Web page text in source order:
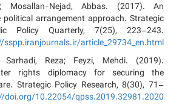
Mosallan-Nejad, Abbas. (2017). An
arrangement approach. Strategic
Policy Quarterly, 7(25), 223–243.
article_29734_en.html
Sarhadi, Reza; Feyzi, Mehdi. (2019).
rights diplomacy for securing the
Strategic Policy Research, 8(30), 71–
doi.org/10.22054/qpss.2019.32981.2020